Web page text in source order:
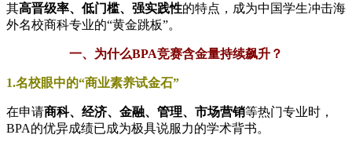
其高晋级率、低门槛、强实践性的特点，成为中国学生冲击海
外名校商科专业的“黄金跳板”。
一、为什么BPA竞赛含金量持续飙升？
1.名校眼中的“商业素养试金石”
在申请商科、经济、金融、管理、市场营销等热门专业时，
BPA的优异成绩已成为极具说服力的学术背书。